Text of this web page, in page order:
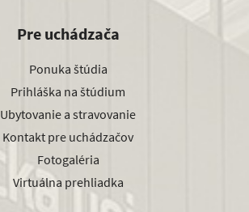
Pre uchádzača
Ponuka štúdia
Prihláška na štúdium
Ubytovanie a stravovanie
Kontakt pre uchádzačov
Fotogaléria
Virtuálna prehliadka